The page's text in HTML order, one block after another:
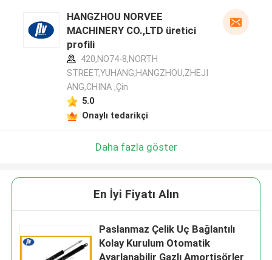
HANGZHOU NORVEE
MACHINERY CO.,LTD üretici
profili
420,NO74-8,NORTH
STREET,YUHANG,HANGZHOU,ZHEJI
ANG,CHINA ,Çin
5.0
Onaylı tedarikçi
Daha fazla göster
En İyi Fiyatı Alın
Paslanmaz Çelik Uç Bağlantılı
Kolay Kurulum Otomatik
Ayarlanabilir Gazlı Amortisörler